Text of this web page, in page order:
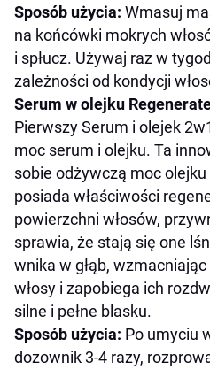
Sposób użycia: Wmasuj
na końcówki mokrych
i spłucz. Używaj raz w
zależności od kondycji
Serum w olejku
Pierwszy Serum i olejek
moc serum i olejku. Ta
sobie odżywczą moc
posiada właściwości
powierzchni włosów,
sprawia, że stają się one
wnika w głąb,
włosy i zapobiega ich
silne i pełne blasku.
Sposób użycia: Po umyciu
dozownik 3-4 razy,